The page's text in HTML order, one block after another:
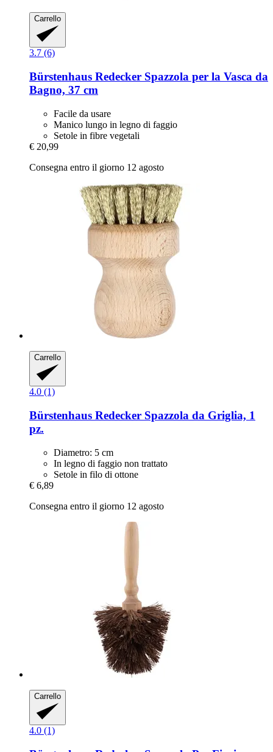
Carrello
3.7 (6)
Bürstenhaus Redecker Spazzola per la Vasca da
Bagno, 37 cm
Facile da usare
Manico lungo in legno di faggio
Setole in fibre vegetali
€ 20,99
Consegna entro il giorno 12 agosto
Carrello
4.0 (1)
Bürstenhaus Redecker Spazzola da Griglia, 1
pz.
Diametro: 5 cm
In legno di faggio non trattato
Setole in filo di ottone
€ 6,89
Consegna entro il giorno 12 agosto
Carrello
4.0 (1)